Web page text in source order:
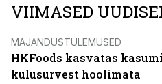
VIIMASED
MAJANDUSTULEMUSED
HKFoods kasvatas
kulusurvest hoolimata